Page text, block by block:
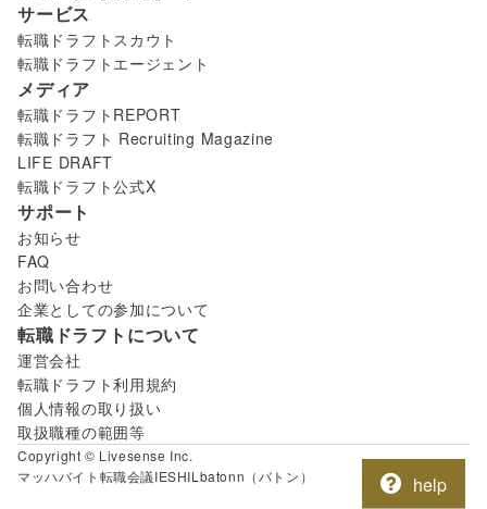
サービス
転職ドラフトスカウト
転職ドラフトエージェント
メディア
転職ドラフトREPORT
転職ドラフト Recruiting Magazine
LIFE DRAFT
転職ドラフト公式X
サポート
お知らせ
FAQ
お問い合わせ
企業としての参加について
転職ドラフトについて
運営会社
転職ドラフト利用規約
個人情報の取り扱い
取扱職種の範囲等
Copyright © Livesense Inc.
マッハバイト 転職会議IESHIL batonn（バトン） help